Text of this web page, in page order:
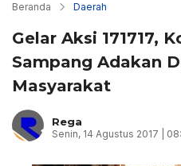
Beranda Daerah
Gelar Aksi 171717,
Sampang Adakan
Masyarakat
Rega
Senin, 14 Agustus 2017 |